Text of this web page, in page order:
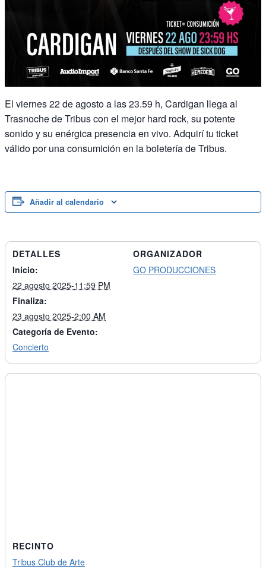
El viernes 22 de agosto a las 23.59 h, Cardigan llega al
Trasnoche de Tribus con el mejor hard rock, su potente
sonido y su enérgica presencia en vivo. Adquirí tu ticket
válido por una consumición en la boletería de Tribus.
Añadir al calendario
DETALLES
Inicio:
22 agosto 2025-11:59 PM
Finaliza:
23 agosto 2025-2:00 AM
Categoría de Evento:
Concierto
ORGANIZADOR
GO PRODUCCIONES
RECINTO
Tribus Club de Arte